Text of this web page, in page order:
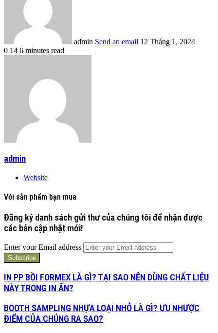
admin Send an email 12 Tháng 1, 2024
0 14 6 minutes read
admin
Website
Với sản phẩm bạn mua
Đăng ký danh sách gửi thư của chúng tôi để nhận được
các bản cập nhật mới!
Enter your Email address
IN PP BỒI FORMEX LÀ GÌ? TẠI SAO NÊN DÙNG CHẤT LIỆU
NÀY TRONG IN ẤN?
BOOTH SAMPLING NHỰA LOẠI NHỎ LÀ GÌ? ƯU NHƯỢC
ĐIỂM CỦA CHÚNG RA SAO?